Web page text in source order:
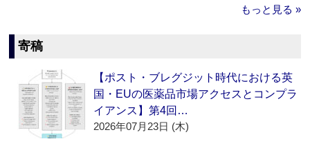
もっと見る »
寄稿
【ポスト・ブレグジット時代における英
国・EUの医薬品市場アクセスとコンプラ
イアンス】第4回…
2026年07月23日 (木)